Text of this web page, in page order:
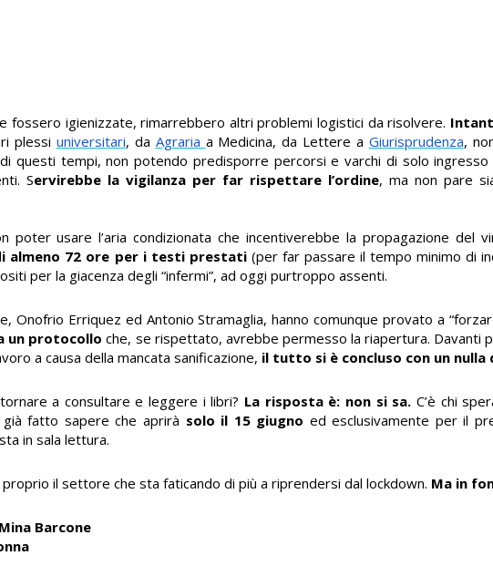
fossero igienizzate, rimarrebbero altri problemi logistici da risolvere.
plessi universitari, da Agraria a Medicina, da Lettere a Giurisprudenza,
questi tempi, non potendo predisporre percorsi e varchi di solo
Servirebbe la vigilanza per far rispettare l’ordine, ma non pare
usare l’aria condizionata che incentiverebbe la propagazione del
almeno 72 ore per i testi prestati(per far passare il tempo minimo di
per la giacenza degli “infermi”, ad oggi purtroppo assenti.
Onofrio Erriquez ed Antonio Stramaglia, hanno comunque provato a
un protocolloche, se rispettato, avrebbe permesso la riapertura. Davanti
a causa della mancata sanificazione, il tutto si è concluso con un
a consultare e leggere i libri? La risposta è: non si sa. C’è chi
già fatto sapere che aprirà solo il 15 giugno ed esclusivamente per il
in sala lettura.
il settore che sta faticando di più a riprendersi dal lockdown. Ma in
Mina Barcone